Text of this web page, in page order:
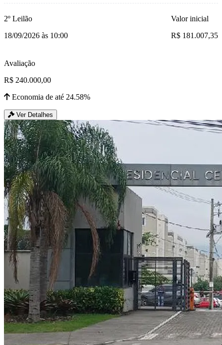
2º Leilão
18/09/2026 às 10:00
Valor inicial
R$ 181.007,35
Avaliação
R$ 240.000,00
Economia de até 24.58%
Ver Detalhes